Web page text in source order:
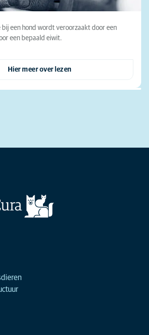
bij een hond wordt veroorzaakt door een
een bepaald eiwit.
Hier meer over lezen